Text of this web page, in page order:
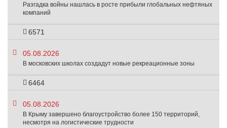
Разгадка войны нашлась в росте прибыли глобальных нефтяных
компаний
6571
05.08.2026
В московских школах создадут новые рекреационные зоны
6464
05.08.2026
В Крыму завершено благоустройство более 150 территорий,
несмотря на логистические трудности